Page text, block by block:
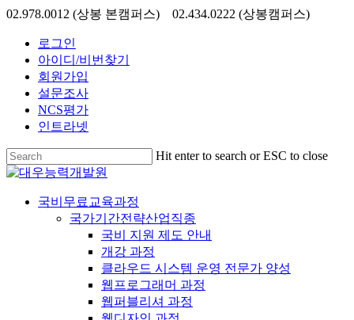
Skip
main
content
02.978.0012 (상봉 본캠퍼스) 02.434.0222 (상봉캠퍼스)
로그인
아이디/비번찾기
회원가입
설문조사
NCS평가
인트라넷
Hit enter to search or ESC to close
Close
search
Menu
국비무료교육과정
국가기간전략산업직종
국비 지원 제도 안내
개강 과정
클라우드 시스템 운영 전문가 양성
웹프로그래머 과정
웹퍼블리셔 과정